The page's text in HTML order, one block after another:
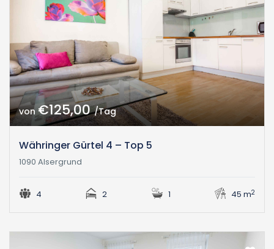
von€125,00/Tag
Währinger Gürtel 4 – Top 5
1090 Alsergrund
4 2 1 45 m2